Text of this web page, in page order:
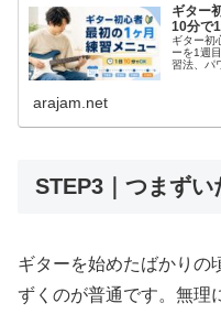
ギター
10分で
ギター初
ーを1週
習法、パ
arajam.net
STEP3｜つまずい
ギターを始めたばかりの
ずくのが普通です。無理